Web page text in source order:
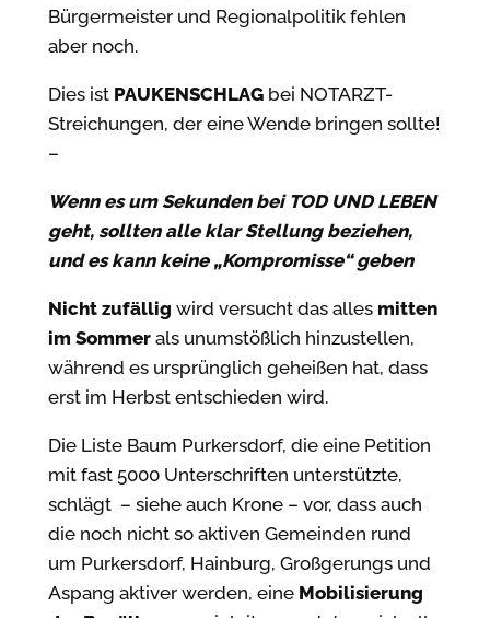
Bürgermeister und Regionalpolitik fehlen
aber noch.
Dies ist PAUKENSCHLAGbei NOTARZT-
Streichungen, der eine Wende bringen sollte!
–
Wenn es um Sekunden bei TOD UND LEBEN
geht, sollten alle klar Stellung beziehen,
und es kann keine „Kompromisse“ geben
Nicht zufällig wird versucht das alles mitten
im Sommerals unumstößlich hinzustellen,
während es ursprünglich geheißen hat, dass
erst im Herbst entschieden wird.
Die Liste Baum Purkersdorf, die eine Petition
mit fast 5000 Unterschriften unterstützte,
schlägt – siehe auch Krone – vor, dass auch
die noch nicht so aktiven Gemeinden rund
um Purkersdorf, Hainburg, Großgerungs und
Aspang aktiver werden, eineMobilisierung